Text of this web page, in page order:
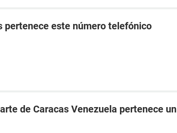
pertenece este número telefónico
de Caracas Venezuela pertenece un